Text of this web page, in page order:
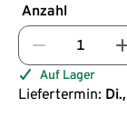
Anzahl
Auf Lager
Liefertermin: